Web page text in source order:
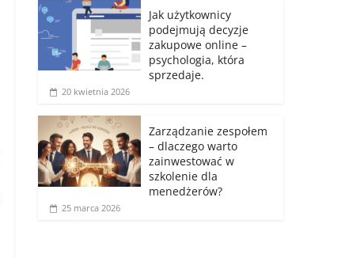
Jak użytkownicy
podejmują decyzje
zakupowe online –
psychologia, która
sprzedaje.
20 kwietnia 2026
Zarządzanie zespołem
– dlaczego warto
zainwestować w
szkolenie dla
menedżerów?
25 marca 2026